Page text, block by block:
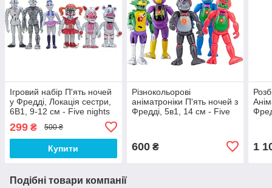
Ігровий набір П'ять ночей
у Фредді, Локація сестри,
6В1, 9-12 см - Five nights
at freddy's Sister Location
299 ₴ 500 ₴
Купити
Різнокольорові
аніматроніки П'ять ночей з
Фредді, 5в1, 14 см - Five
600₴ 1
Подібні товари компанії